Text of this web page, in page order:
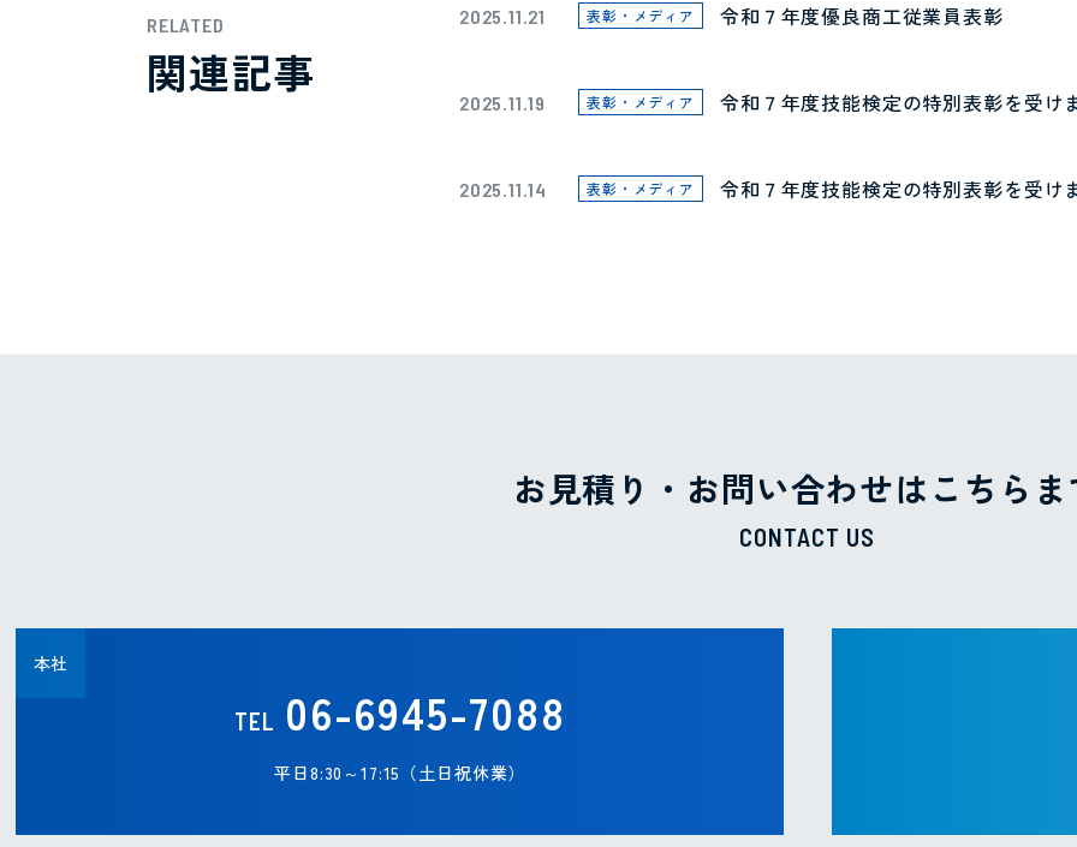
RELATED
関連記事
2025.11.21 表彰・メディア 令和７年度優良商工従業員表彰
2025.11.19 表彰・メディア 令和７年度技能検定の特別表彰を受け
2025.11.14 表彰・メディア 令和７年度技能検定の特別表彰を受け
お見積り・お問い合わせはこちら
CONTACT US
本社
TEL 06-6945-7088
平日8:30～17:15（土日祝休業）